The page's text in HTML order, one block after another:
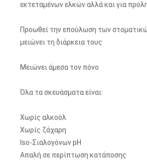
εκτεταμένων ελκών αλλά και για
Προωθεί την επούλωση των
μειώνει τη διάρκεια τους
Μειώνει άμεσα τον πόνο
Όλα τα σκευάσματα είναι:
Χωρίς αλκοόλ
Χωρίς ζάχαρη
Iso-Σιαλογόνων pH
Απαλή σε περίπτωση κατάποσης